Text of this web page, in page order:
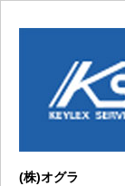
(株)オグラ